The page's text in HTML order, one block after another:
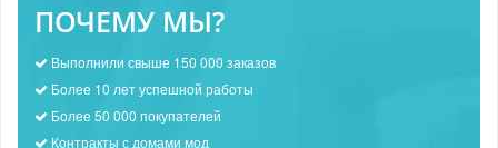
ПОЧЕМУ МЫ?
Выполнили свыше 150 000 заказов
Более 10 лет успешной работы
Более 50 000 покупателей
Контракты с домами мод